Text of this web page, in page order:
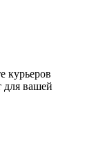
курьеров
для вашей